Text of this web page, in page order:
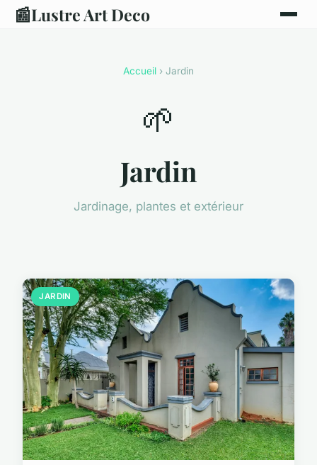
📰Lustre Art Deco
Accueil › Jardin
🌱
Jardin
Jardinage, plantes et extérieur
JARDIN